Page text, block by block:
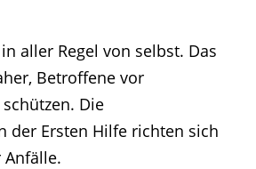
aller Regel von selbst. Das
Betroffene vor
Die
der Ersten Hilfe richten sich
Anfälle.